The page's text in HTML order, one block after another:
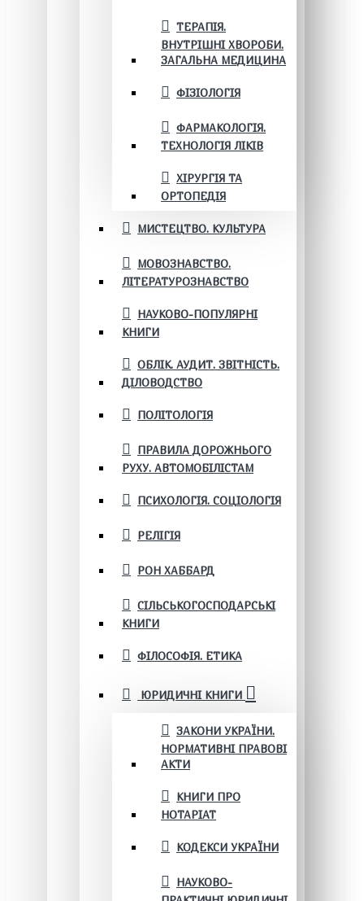
ТЕРАПІЯ.
ВНУТРІШНІ ХВОРОБИ.
ЗАГАЛЬНА МЕДИЦИНА
ФІЗІОЛОГІЯ
ФАРМАКОЛОГІЯ.
ТЕХНОЛОГІЯ ЛІКІВ
ХІРУРГІЯ ТА
ОРТОПЕДІЯ
МИСТЕЦТВО. КУЛЬТУРА
МОВОЗНАВСТВО.
ЛІТЕРАТУРОЗНАВСТВО
НАУКОВО-ПОПУЛЯРНІ
КНИГИ
ОБЛІК. АУДИТ. ЗВІТНІСТЬ.
ДІЛОВОДСТВО
ПОЛІТОЛОГІЯ
ПРАВИЛА ДОРОЖНЬОГО
РУХУ. АВТОМОБІЛІСТАМ
ПСИХОЛОГІЯ. СОЦІОЛОГІЯ
РЕЛІГІЯ
РОН ХАББАРД
СІЛЬСЬКОГОСПОДАРСЬКІ
КНИГИ
ФІЛОСОФІЯ. ЕТИКА
ЮРИДИЧНІ КНИГИ
ЗАКОНИ УКРАЇНИ.
НОРМАТИВНІ ПРАВОВІ
АКТИ
КНИГИ ПРО
НОТАРІАТ
КОДЕКСИ УКРАЇНИ
НАУКОВО-